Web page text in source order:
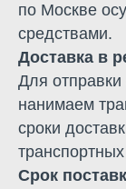
по Москве
средствами.
Доставка в
Для
нанимаем
сроки
Срок